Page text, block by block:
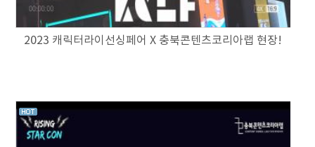
2023 캐릭터라이선싱페어 X 충북콘텐츠코리아랩 현장!